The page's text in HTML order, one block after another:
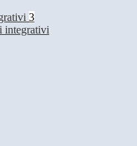
3
integrativi